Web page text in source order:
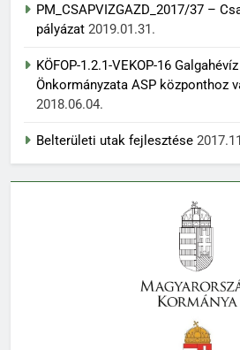
PM_CSAPVIZGAZD_2017/37 –
pályázat 2019.01.31.
KÖFOP-1.2.1-VEKOP-16
Önkormányzata ASP központhoz
2018.06.04.
Belterületi utak fejlesztése